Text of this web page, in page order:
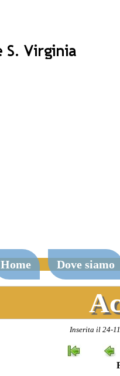
Home Dove siamo
Inserita il 24-